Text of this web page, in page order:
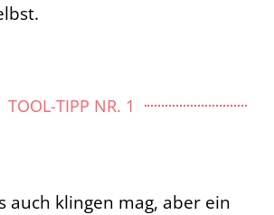
TOOL-TIPP NR. 1
auch klingen mag, aber ein